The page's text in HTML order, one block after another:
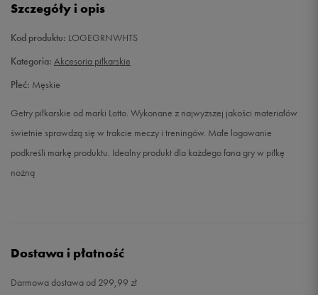
Szczegóły i opis
Kod produktu: LOGEGRNWHTS
Kategoria: Akcesoria piłkarskie
Płeć: Męskie
Getry piłkarskie od marki Lotto. Wykonane z najwyższej jakości materiałów
świetnie sprawdzą się w trakcie meczy i treningów. Małe logowanie
podkreśli markę produktu. Idealny produkt dla każdego fana gry w piłkę
nożną
Dostawa i płatność
Darmowa dostawa od 299,99 zł